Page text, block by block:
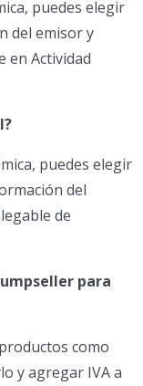
puedes elegir
del emisor y
en Actividad
puedes elegir
del
de
para
como
y agregar IVA a